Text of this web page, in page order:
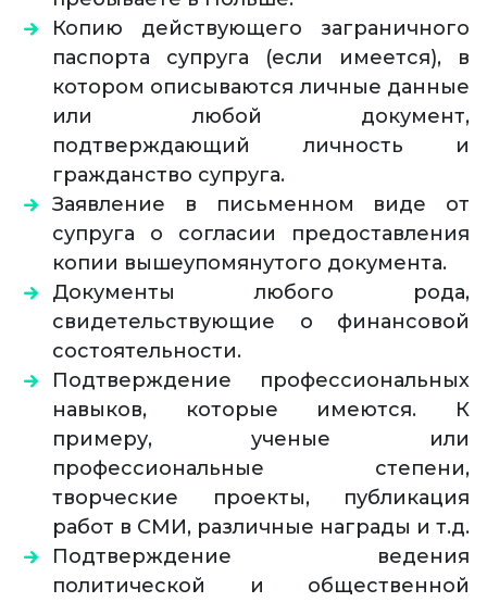
Копию действующего заграничного
паспорта супруга (если имеется), в
котором описываются личные данные
или любой документ,
подтверждающий личность и
гражданство супруга.
Заявление в письменном виде от
супруга о согласии предоставления
копии вышеупомянутого документа.
Документы любого рода,
свидетельствующие о финансовой
состоятельности.
Подтверждение профессиональных
навыков, которые имеются. К
примеру, ученые или
профессиональные степени,
творческие проекты, публикация
работ в СМИ, различные награды и т.д.
Подтверждение ведения
политической и общественной